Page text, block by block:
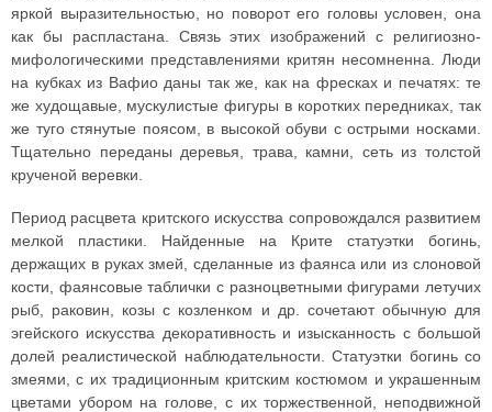
яркой выразительностью, но поворот его головы условен, она
как бы распластана. Связь этих изображений с религиозно-
мифологическими представлениями критян несомненна. Люди
на кубках из Вафио даны так же, как на фресках и печатях: те
же худощавые, мускулистые фигуры в коротких передниках, так
же туго стянутые поясом, в высокой обуви с острыми носками.
Тщательно переданы деревья, трава, камни, сеть из толстой
крученой веревки.
Период расцвета критского искусства сопровождался развитием
мелкой пластики. Найденные на Крите статуэтки богинь,
держащих в руках змей, сделанные из фаянса или из слоновой
кости, фаянсовые таблички с разноцветными фигурами летучих
рыб, раковин, козы с козленком и др. сочетают обычную для
эгейского искусства декоративность и изысканность с большой
долей реалистической наблюдательности. Статуэтки богинь со
змеями, с их традиционным критским костюмом и украшенным
цветами убором на голове, с их торжественной, неподвижной